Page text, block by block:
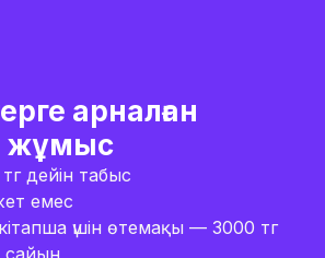
арналған
жұмыс
дейін табыс
емес
үшін өтемақы — 3000 тг